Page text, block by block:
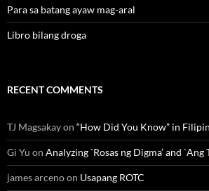
Para sa batang ayaw mag-aral
Libro bilang droga
RECENT COMMENTS
TJ Magsakayon “How Did You Know” in
Gi Yu on Analyzing `Rosas ng Digma’ and `Ang
james arcenoon Usapang ROTC